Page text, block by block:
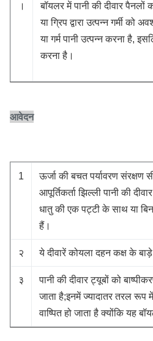
।
बॉयलर में पानी की दीवार पैनलों
या ग्रिप द्वारा उत्पन्न गर्मी को
या गर्म पानी उत्पन्न करना है,
करना है।
आवेदन
1
ऊर्जा की बचत पर्यावरण संरक्षण
आपूर्तिकर्ता झिल्ली पानी की
धातु की एक पट्टी के साथ या
हैं।
२ ये दीवारें कोयला दहन कक्ष के बाड़े
३
पानी की दीवार ट्यूबों को
जाता है;इनमें ज्यादातर तरल रूप में
वाष्पित हो जाता है क्योंकि यह